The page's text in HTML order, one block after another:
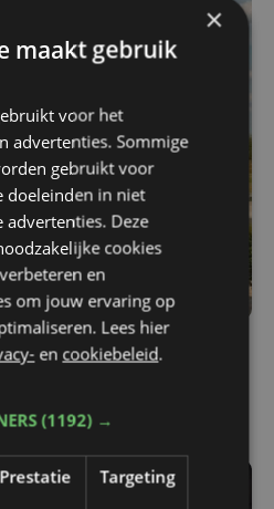
za 1 augustus | 17:21
Izegem: drie rijstroken
×
maakt gebruik
voor het
advertenties. Sommige
gebruikt voor
doeleinden in niet
advertenties. Deze
cookies
en
om jouw ervaring op
Lees hier
en cookiebeleid.
(1192) →
Prestatie Targeting